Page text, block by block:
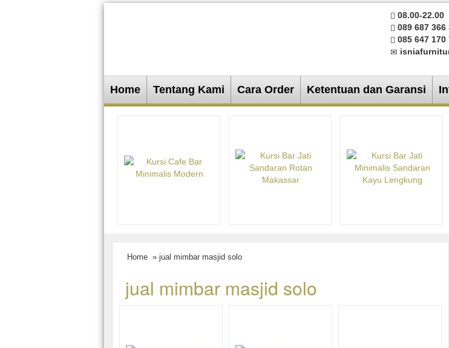
08.00-22.00
089 687 366
085 647 170
Home Tentang Kami Cara Order Ketentuan dan Garansi
Home » jual mimbar masjid solo
jual mimbar masjid solo